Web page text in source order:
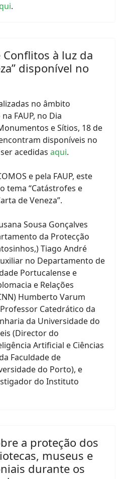
.
Conflitos à luz da
disponível no
no âmbito
FAUP, no Dia
e Sítios, 18 de
disponíveis no
acedidas aqui.
e pela FAUP, este
tema “Catástrofes e
de Veneza”.
Sousa Gonçalves
da Protecção
Tiago André
no Departamento de
Portucalense e
e Relações
Humberto Varum
Catedrático da
da Universidade do
(Director do
Artificial e Ciências
Faculdade de
do Porto), e
do Instituto
a proteção dos
museus e
durante os